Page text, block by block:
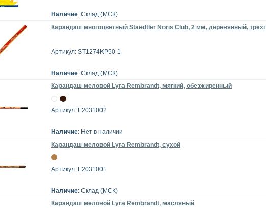
Наличие: Склад (МСК)
Карандаш многоцветный Staedtler Noris Club, 2 мм, деревянный,
Артикул: ST1274KP50-1
Наличие: Склад (МСК)
Карандаш меловой Lyra Rembrandt, мягкий, обезжиренный
Артикул: L2031002
Наличие: Нет в наличии
Карандаш меловой Lyra Rembrandt, сухой
Артикул: L2031001
Наличие: Склад (МСК)
Карандаш меловой Lyra Rembrandt, масляный